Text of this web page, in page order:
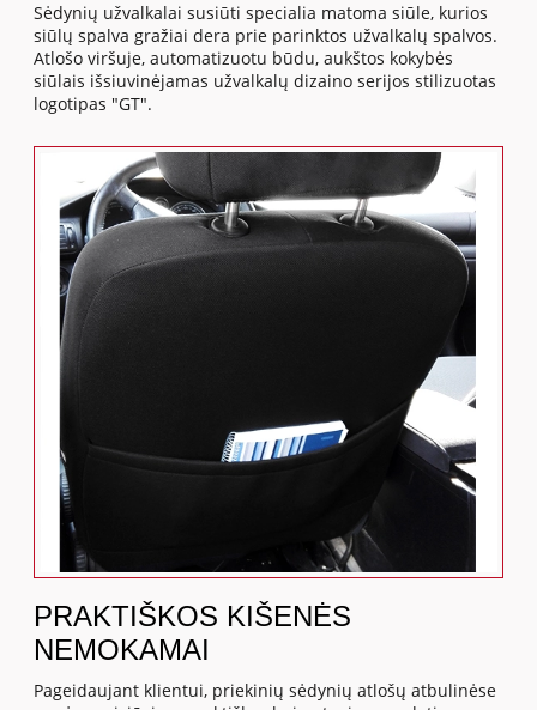
Sėdynių užvalkalai susiūti specialia matoma siūle, kurios
siūlų spalva gražiai dera prie parinktos užvalkalų spalvos.
Atlošo viršuje, automatizuotu būdu, aukštos kokybės
siūlais išsiuvinėjamas užvalkalų dizaino serijos stilizuotas
logotipas "GT".
PRAKTIŠKOS KIŠENĖS
NEMOKAMAI
Pageidaujant klientui, priekinių sėdynių atlošų atbulinėse